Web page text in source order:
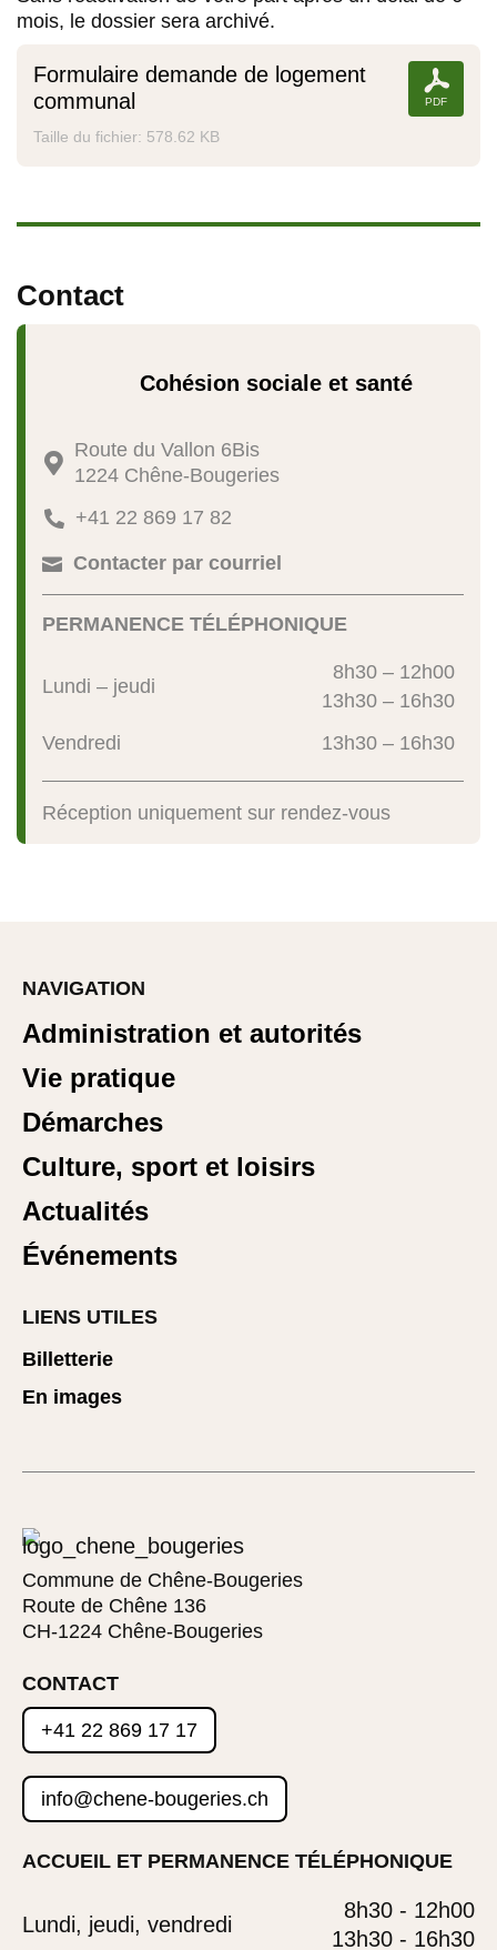
mois, le dossier sera archivé.
Formulaire demande de logement
communal
Taille du fichier: 578.62 KB
Contact
Cohésion sociale et santé

Route du Vallon 6Bis
1224 Chêne-Bougeries
 +41 22 869 17 82
 Contacter par courriel
PERMANENCE TÉLÉPHONIQUE
Lundi – jeudi
8h30 – 12h00
13h30 – 16h30
Vendredi
13h30 – 16h30
Réception uniquement sur rendez-vous
NAVIGATION
Administration et autorités
Vie pratique
Démarches
Culture, sport et loisirs
Actualités
Événements
LIENS UTILES
Billetterie
En images
Commune de Chêne-Bougeries
Route de Chêne 136
CH-1224 Chêne-Bougeries
CONTACT
+41 22 869 17 17
info@chene-bougeries.ch
ACCUEIL ET PERMANENCE TÉLÉPHONIQUE
Lundi, jeudi, vendredi
8h30 - 12h00
13h30 - 16h30